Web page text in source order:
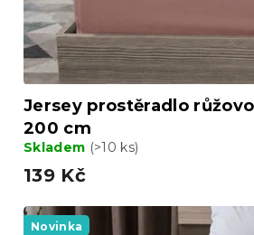
k
ů
Jersey prostěradlo
200 cm
Skladem (>10 ks)
139 Kč
Novinka